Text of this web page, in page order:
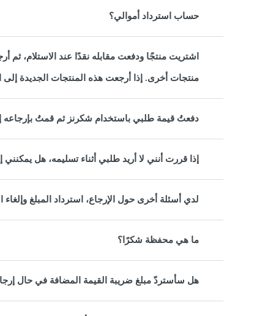
حساب استرداد أموالي؟
اشتريت منتجًا ودفعت مقابله نقدًا عند الاستلام،
منتجات أخرى. إذا أرجعت هذه المنتجات الجديدة إلى
دفعتُ قيمة طلبي باستخدام شكرنز ثم قمتُ بإرجاعه
إذا قررت أنني لا أريد طلبي أثناء تسليمه، هل
لدي أسئلة أخرى حول الإرجاع، استرداد المبلغ
ما هي محفظة شكرًا؟
هل سأستردّ مبلغ ضريبة القيمة المضافة في حال